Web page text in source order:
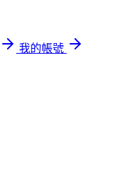
我的帳號